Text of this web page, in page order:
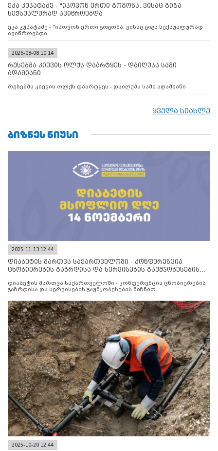
ფაქტობრივი ანექსიისკენ
ეკა კუპატაძე - "იპოვონ ერთი გოგონა, ვისაც გიგა
სექსუალურად ავიწროებდა
ეკა კუპატაძე - "იპოვონ ერთი გოგონა, ვისაც გიგა სექსუალურად
ავიწროებდა
2026-08-08 10:14
რუსებმა კიევის ოლქს დაარტყეს - დაიღუპა სამი
ადამიანი
რუსებმა კიევის ოლქს დაარტყეს - დაიღუპა სამი ადამიანი
ყველა სიახლე
ᲑᲘᲖᲜᲔᲡ ᲜᲘᲣᲡᲘ
2025-11-13 12:44
დიაბეტის მართვა საქართველოში - კონფერენცია
ცნობიერების გაზრდისა და სერვისების გაუმჯობესების
დიაბეტის მართვა საქართველოში - კონფერენცია ცნობიერების
გაზრდისა და სერვისების გაუმჯობესების მიზნით
2025-10-20 12:44